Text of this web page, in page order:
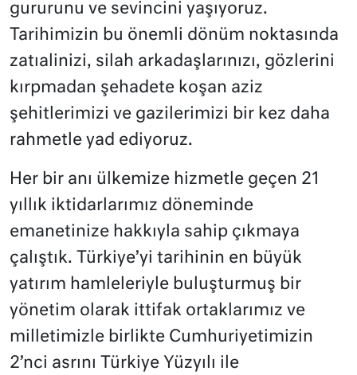
gururunu ve sevincini yaşıyoruz.
Tarihimizin bu önemli dönüm noktasında
zatıalinizi, silah arkadaşlarınızı, gözlerini
kırpmadan şehadete koşan aziz
şehitlerimizi ve gazilerimizi bir kez daha
rahmetle yad ediyoruz.
Her bir anı ülkemize hizmetle geçen 21
yıllık iktidarlarımız döneminde
emanetinize hakkıyla sahip çıkmaya
çalıştık. Türkiye’yi tarihinin en büyük
yatırım hamleleriyle buluşturmuş bir
yönetim olarak ittifak ortaklarımız ve
milletimizle birlikte Cumhuriyetimizin
2’nci asrını Türkiye Yüzyılı ile